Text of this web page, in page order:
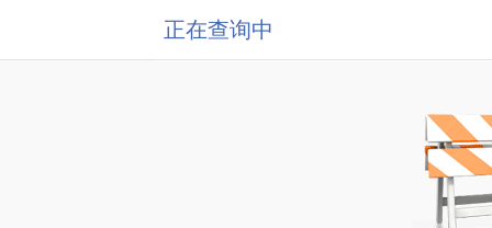
正在查询中